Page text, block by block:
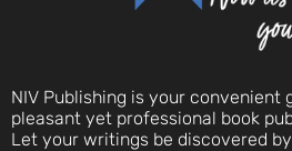
NIV Publishing is your convenient
pleasant yet professional book
Let your writings be discovered